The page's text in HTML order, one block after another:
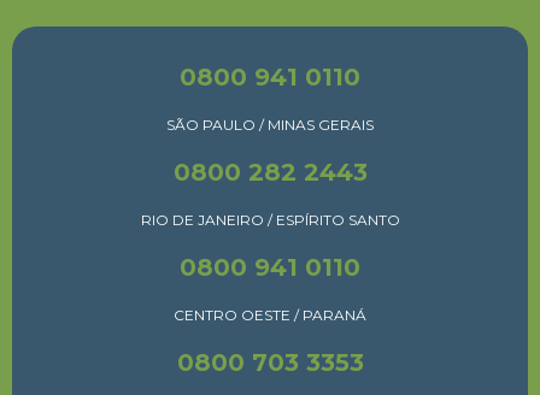
0800 941 0110
SÃO PAULO / MINAS GERAIS
0800 282 2443
RIO DE JANEIRO / ESPÍRITO SANTO
0800 941 0110
CENTRO OESTE / PARANÁ
0800 703 3353